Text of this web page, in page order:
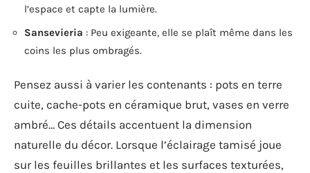
l’espace et capte la lumière.
Sansevieria : Peu exigeante, elle se plaît même dans les
coins les plus ombragés.
Pensez aussi à varier les contenants : pots en terre
cuite, cache-pots en céramique brut, vases en verre
ambré… Ces détails accentuent la dimension
naturelle du décor. Lorsque l’éclairage tamisé joue
sur les feuilles brillantes et les surfaces texturées,